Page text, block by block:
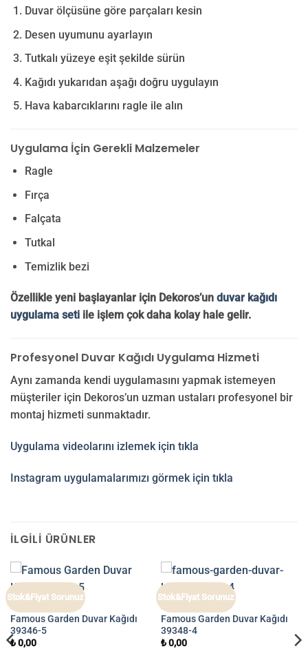
Duvar ölçüsüne göre parçaları kesin
Desen uyumunu ayarlayın
Tutkalı yüzeye eşit şekilde sürün
Kağıdı yukarıdan aşağı doğru uygulayın
Hava kabarcıklarını ragle ile alın
Uygulama İçin Gerekli Malzemeler
Ragle
Fırça
Falçata
Tutkal
Temizlik bezi
Özellikle yeni başlayanlar için Dekoros’un duvar kağıdı
uygulama seti ile işlem çok daha kolay hale gelir.
Profesyonel Duvar Kağıdı Uygulama Hizmeti
Aynı zamanda kendi uygulamasını yapmak istemeyen
müşteriler için Dekoros’un uzman ustaları profesyonel bir
montaj hizmeti sunmaktadır.
Uygulama videolarını izlemek için tıkla
Instagram uygulamalarımızı görmek için tıkla
İLGILI ÜRÜNLER
Stok&Fiyat Sorunuz
Famous Garden Duvar Kağıdı
39346-5
₺0,00
Stok&Fiyat Sorunuz
Famous Garden Duvar Kağıdı
39348-4
₺0,00